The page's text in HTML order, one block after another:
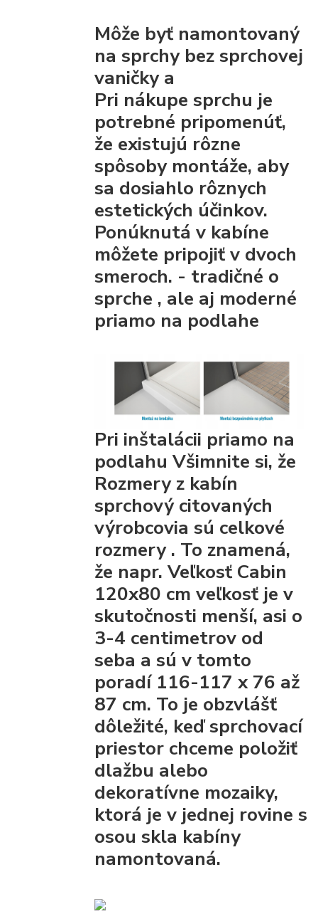
Môže byť namontovaný
na sprchy bez sprchovej
vaničky a
Pri nákupe sprchu je
potrebné pripomenúť,
že existujú rôzne
spôsoby montáže, aby
sa dosiahlo rôznych
estetických účinkov.
Ponúknutá v kabíne
môžete pripojiťv dvoch
smeroch. - tradičné o
sprche , ale aj moderné
priamo na podlahe
Pri inštalácii priamo na
podlahu Všimnite si, že
Rozmery z kabín
sprchový citovaných
výrobcoviasú celkové
rozmery. To znamená,
že napr. Veľkosť Cabin
120x80 cm veľkosť je v
skutočnosti menší, asi o
3-4 centimetrov od
seba a sú v tomto
poradí 116-117 x 76 až
87 cm. To je obzvlášť
dôležité, keď sprchovací
priestor chceme položiť
dlažbu alebo
dekoratívne mozaiky,
ktorá je v jednej rovine s
osou skla kabíny
namontovaná.